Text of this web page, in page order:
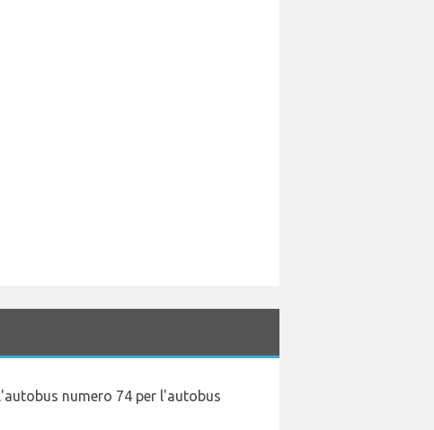
numero 74 per l'autobus